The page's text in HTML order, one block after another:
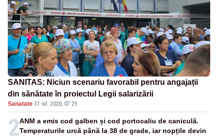
SANITAS: Niciun scenariu favorabil pentru angajații
din sănătate în proiectul Legii salarizării
Sanatate·31 iul. 2026, 07:29
2ANM a emis cod galben și cod portocaliu de caniculă.
Temperaturile urcă până la 38 de grade, iar nopțile devin